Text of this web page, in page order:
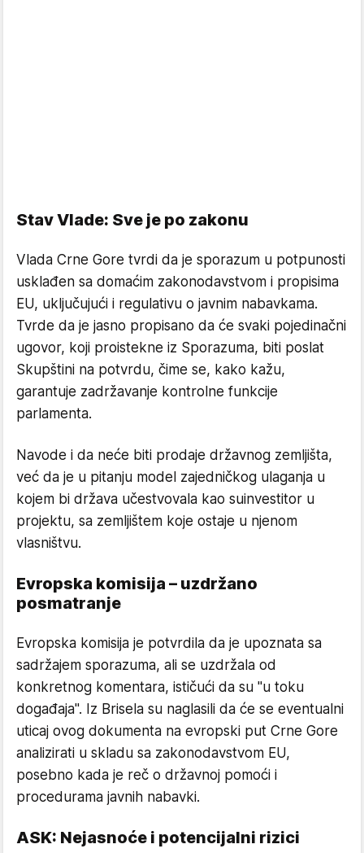
Stav Vlade: Sve je po zakonu
Vlada Crne Gore tvrdi da je sporazum u potpunosti
usklađen sa domaćim zakonodavstvom i propisima
EU, uključujući i regulativu o javnim nabavkama.
Tvrde da je jasno propisano da će svaki pojedinačni
ugovor, koji proistekne iz Sporazuma, biti poslat
Skupštini na potvrdu, čime se, kako kažu,
garantuje zadržavanje kontrolne funkcije
parlamenta.
Navode i da neće biti prodaje državnog zemljišta,
već da je u pitanju model zajedničkog ulaganja u
kojem bi država učestvovala kao suinvestitor u
projektu, sa zemljištem koje ostaje u njenom
vlasništvu.
Evropska komisija – uzdržano
posmatranje
Evropska komisija je potvrdila da je upoznata sa
sadržajem sporazuma, ali se uzdržala od
konkretnog komentara, ističući da su "u toku
događaja". Iz Brisela su naglasili da će se eventualni
uticaj ovog dokumenta na evropski put Crne Gore
analizirati u skladu sa zakonodavstvom EU,
posebno kada je reč o državnoj pomoći i
procedurama javnih nabavki.
ASK: Nejasnoće i potencijalni rizici